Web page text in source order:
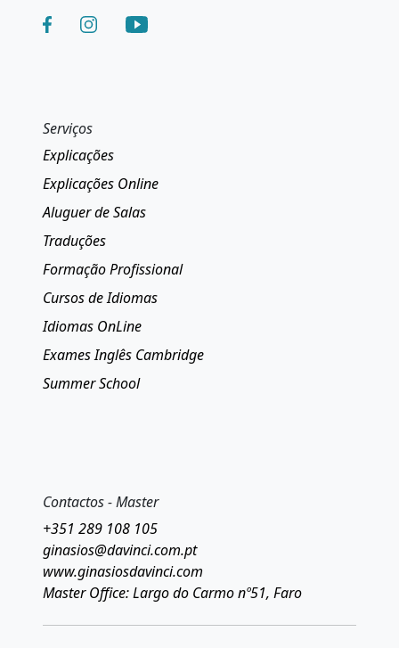
Serviços
Explicações
Explicações Online
Aluguer de Salas
Traduções
Formação Profissional
Cursos de Idiomas
Idiomas OnLine
Exames Inglês Cambridge
Summer School
Contactos - Master
+351 289 108 105
ginasios@davinci.com.pt
www.ginasiosdavinci.com
Master Office: Largo do Carmo nº51, Faro